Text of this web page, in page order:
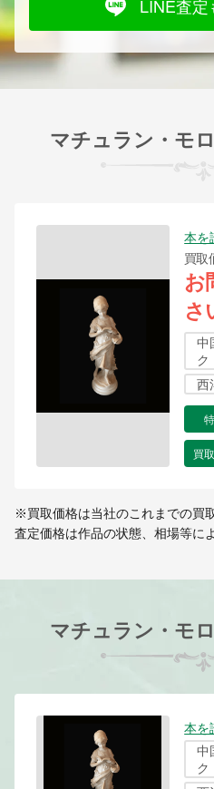
LINE査定
マチュラン・モ
本を
買取
お
さ
中
ク
西
買
※買取価格は当社のこれまでの買
査定価格は作品の状態、相場等に
マチュラン・モ
本を
中
ク